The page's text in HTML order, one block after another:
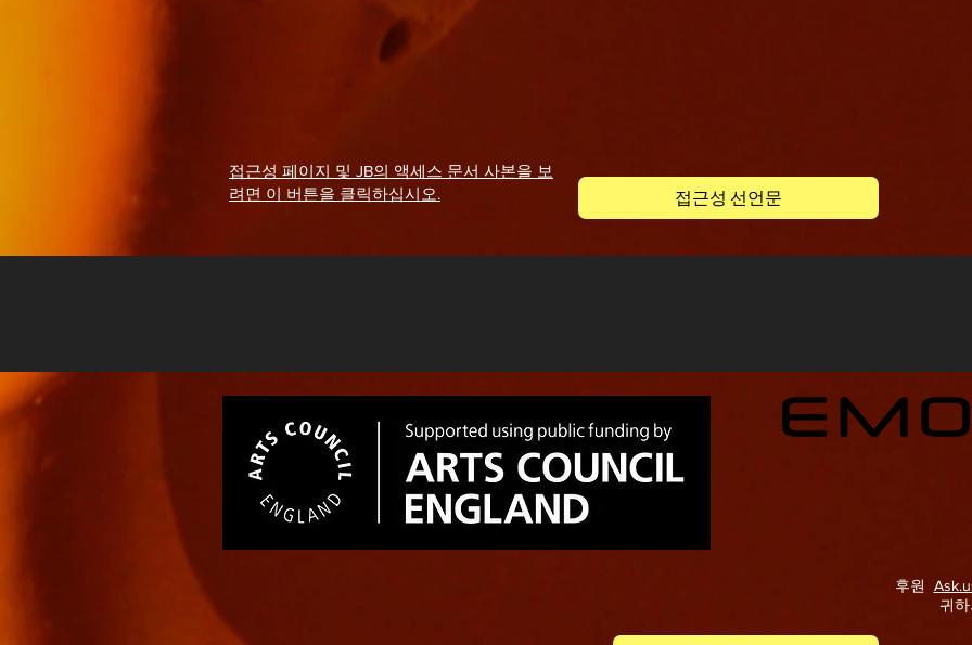
접근성 페이지 및 JB의 액세스 문서 사본을 보
려면 이 버튼을 클릭하십시오.
접근성 선언문
후원
귀